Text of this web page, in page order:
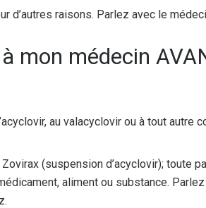
d’autres raisons. Parlez avec le
mon médecin
au valacyclovir ou à tout autre
(suspension d’acyclovir); toute
aliment ou substance.